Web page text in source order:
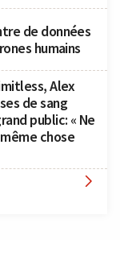
de données
humains
Alex
de sang
public: « Ne
chose
